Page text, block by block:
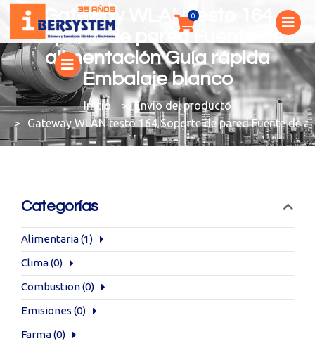
Gateway WLAN testo 164
Soporte de pared Fuente de
alimentación Guía rápida
Embalaje blanco
You are here:
Envío del producto
Gateway WLAN testo 164 Soporte de pared Fuente de
Categorías
Alimentaria(1)
Clima(0)
Combustion(0)
Emisiones (0)
Farma(0)